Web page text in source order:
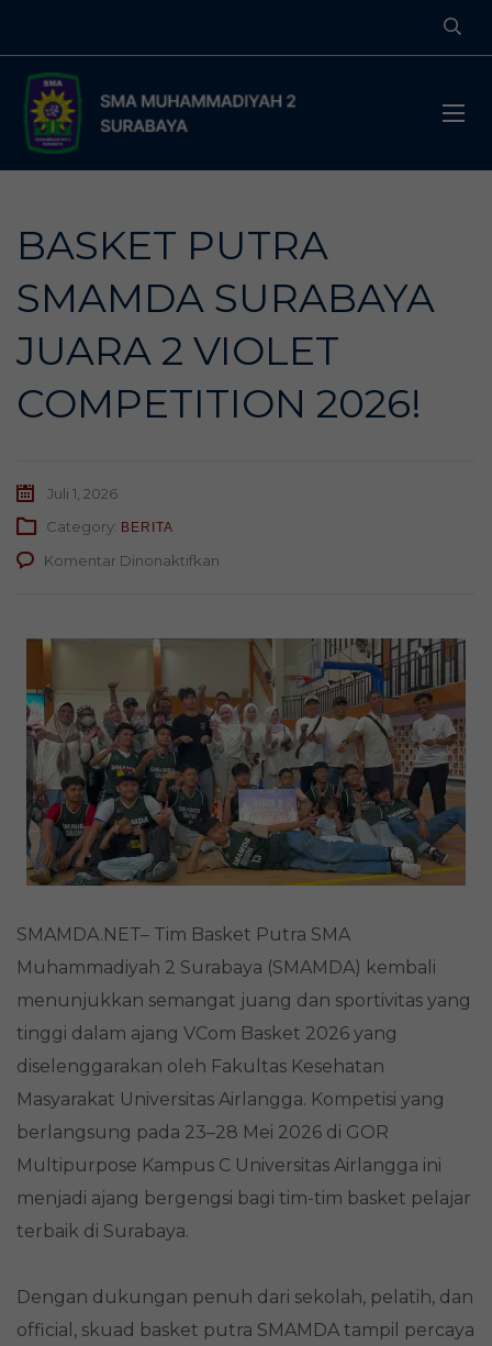
BASKET PUTRA
SMAMDA SURABAYA
JUARA 2 VIOLET
COMPETITION 2026!
Juli 1, 2026
Category: BERITA
Komentar Dinonaktifkan
SURABAYA
JUARA
2
VIOLET
COMPETITION
2026!
SMAMDA.NET– Tim Basket Putra SMA
Muhammadiyah 2 Surabaya (SMAMDA) kembali
menunjukkan semangat juang dan sportivitas yang
tinggi dalam ajang VCom Basket 2026 yang
diselenggarakan oleh Fakultas Kesehatan
Masyarakat Universitas Airlangga. Kompetisi yang
berlangsung pada 23–28 Mei 2026 di GOR
Multipurpose Kampus C Universitas Airlangga ini
menjadi ajang bergengsi bagi tim-tim basket pelajar
terbaik di Surabaya.
Dengan dukungan penuh dari sekolah, pelatih, dan
official, skuad basket putra SMAMDA tampil percaya